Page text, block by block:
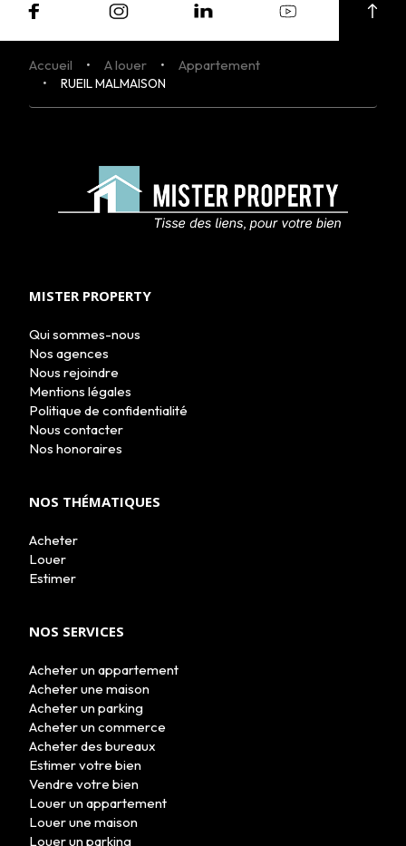
Accueil A louer Appartement
RUEIL MALMAISON
MISTER PROPERTY
Qui sommes-nous
Nos agences
Nous rejoindre
Mentions légales
Politique de confidentialité
Nous contacter
Nos honoraires
NOS THÉMATIQUES
Acheter
Louer
Estimer
NOS SERVICES
Acheter un appartement
Acheter une maison
Acheter un parking
Acheter un commerce
Acheter des bureaux
Estimer votre bien
Vendre votre bien
Louer un appartement
Louer une maison
Louer un parking